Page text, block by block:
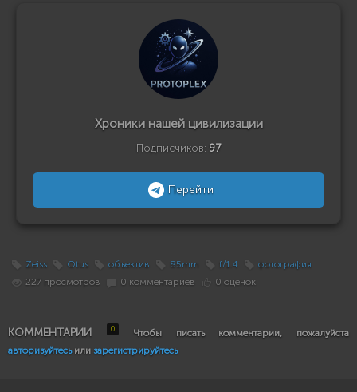
Хроники нашей цивилизации
Подписчиков: 97
Перейти
Zeiss Otus объектив 85mm f/1.4
фотография
227 просмотров
0 комментариев 0 оценок
КОММЕНТАРИИ 0
Чтобы писать комментарии, пожалуйста
авторизуйтесьили зарегистрируйтесь